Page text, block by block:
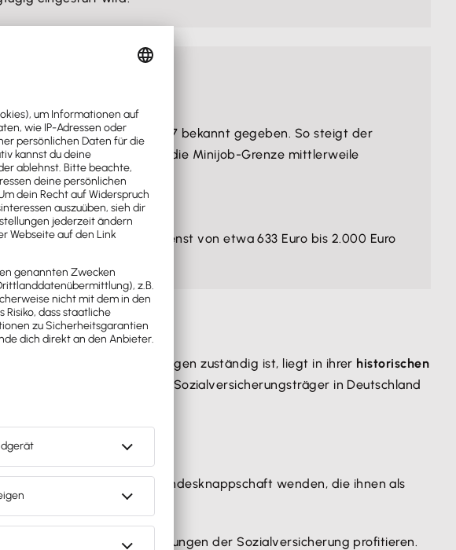
für die Jahre 2026 und 2027 bekannt gegeben. So steigt der
14,60 Europro Stunde. Da die Minijob-Grenze mittlerweile
Grenzen:
Euro im Monat.
und 2027 bei einem Verdienst von etwa 633 Euro bis 2.000 Euro
geringfügige Beschäftigungen zuständig ist, liegt in ihrer historischen
ist eine der ältesten Sozialversicherungsträger in Deutschland
an die Bundesknappschaft wenden, die ihnen als
Minijobber von den Leistungen der Sozialversicherung profitieren.